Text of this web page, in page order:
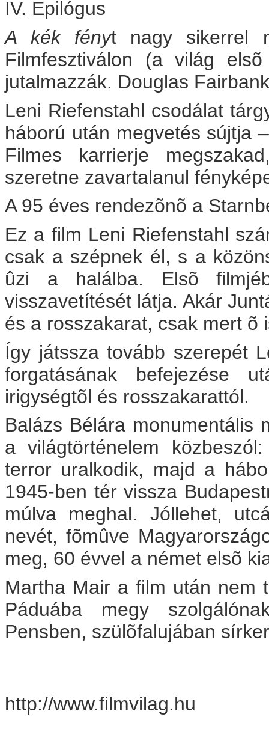
IV. Epilógus
A kék fényt nagy sikerrel
Filmfesztiválon (a világ
jutalmazzák. Douglas
Leni Riefenstahl csodálat
háború után megvetés sújtja
Filmes karrierje
szeretne zavartalanul
A 95 éves rendezõnõ a
Ez a film Leni Riefenstahl
csak a szépnek él, s a
ûzi a halálba. Elsõ
visszavetítését látja. Akár
és a rosszakarat, csak mert õ
Így játssza tovább szerepét
forgatásának befejezése
irigységtõl és rosszakarattól.
Balázs Bélára monumentális
a világtörténelem
terror uralkodik, majd a
1945-ben tér vissza
múlva meghal. Jóllehet,
nevét, fõmûve
meg, 60 évvel a német elsõ
Martha Mair a film után nem
Páduába megy
Pensben, szülõfalujában
http://www.filmvilag.hu